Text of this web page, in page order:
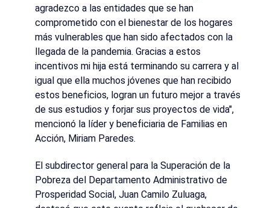
agradezco a las entidades que se han
comprometido con el bienestar de los hogares
más vulnerables que han sido afectados con la
llegada de la pandemia. Gracias a estos
incentivos mi hija está terminando su carrera y al
igual que ella muchos jóvenes que han recibido
estos beneficios, logran un futuro mejor a través
de sus estudios y forjar sus proyectos de vida",
mencionó la líder y beneficiaria de Familias en
Acción, Miriam Paredes.
El subdirector general para la Superación de la
Pobreza del Departamento Administrativo de
Prosperidad Social, Juan Camilo Zuluaga,